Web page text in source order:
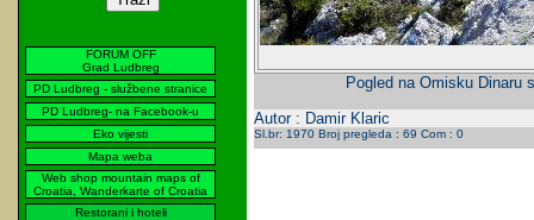
FORUM OFF
Grad Ludbreg
PD Ludbreg - službene stranice
PD Ludbreg- na Facebook-u
Eko vijesti
Mapa weba
Web shop mountain maps of
Croatia, Wanderkarte of Croatia
Restorani i hoteli
Pogled na Omisku Dinaru
Autor : Damir Klaric
Sl.br: 1970 Broj pregleda : 69 Com : 0